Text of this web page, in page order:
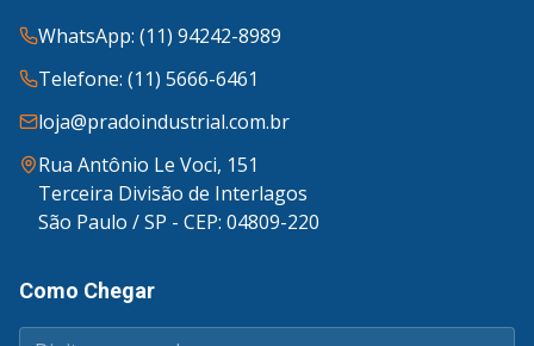
WhatsApp: (11) 94242-8989
Telefone: (11) 5666-6461
loja@pradoindustrial.com.br
Rua Antônio Le Voci, 151
Terceira Divisão de Interlagos
São Paulo / SP - CEP: 04809-220
Como Chegar